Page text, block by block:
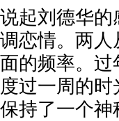
说起刘德华
调恋情。两
面的频率。
度过一周的
保持了一个